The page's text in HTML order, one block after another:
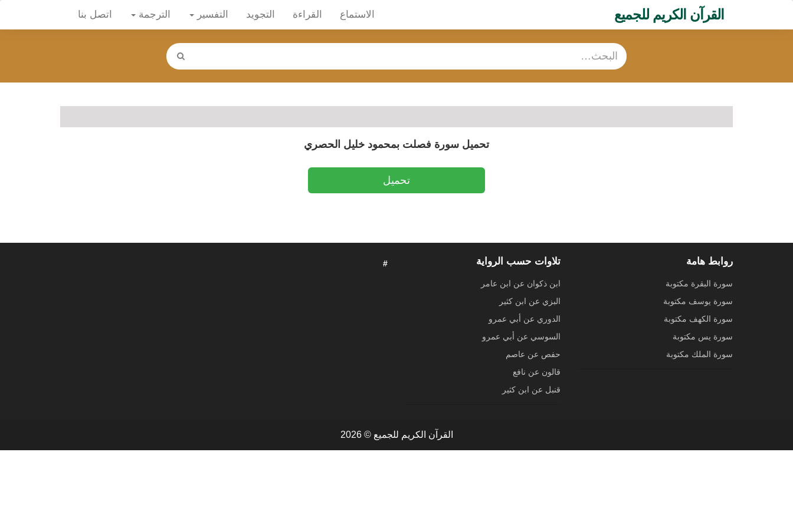
القرآن الكريم للجميع الاستماع القراءة التجويد التفسير الترجمة اتصل بنا
تحميل سورة فصلت بمحمود خليل الحصري
تحميل
روابط هامة
سورة البقرة مكتوبة
سورة يوسف مكتوبة
سورة الكهف مكتوبة
سورة يس مكتوبة
سورة الملك مكتوبة
تلاوات حسب الرواية
ابن ذكوان عن ابن عامر
البزي عن ابن كثير
الدوري عن أبي عمرو
السوسي عن أبي عمرو
حفص عن عاصم
قالون عن نافع
قنبل عن ابن كثير
#
القرآن الكريم للجميع © 2026